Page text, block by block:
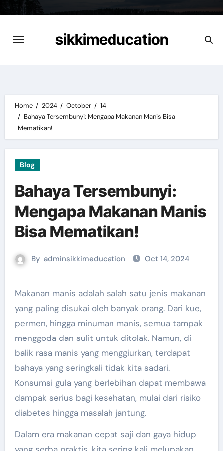
content
sikkimeducation
Home 2024 October
14
Bahaya Tersembunyi: Mengapa Makanan Manis Bisa
Mematikan!
Blog
Bahaya Tersembunyi:
Mengapa Makanan Manis
Bisa Mematikan!
By adminsikkimeducation Oct 14, 2024
Makanan manis adalah salah satu jenis makanan
yang paling disukai oleh banyak orang. Dari kue,
permen, hingga minuman manis, semua tampak
menggoda dan sulit untuk ditolak. Namun, di
balik rasa manis yang menggiurkan, terdapat
bahaya yang seringkali tidak kita sadari.
Konsumsi gula yang berlebihan dapat membawa
dampak serius bagi kesehatan, mulai dari risiko
diabetes hingga masalah jantung.
Dalam era makanan cepat saji dan gaya hidup